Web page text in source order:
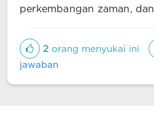
perkembangan zaman,
2 orang menyukai ini
jawaban